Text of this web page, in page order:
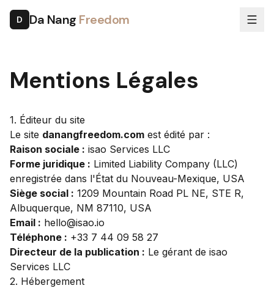
D Da Nang Freedom
Mentions Légales
1. Éditeur du site
Le site danangfreedom.com est édité par :
Raison sociale : isao Services LLC
Forme juridique : Limited Liability Company (LLC)
enregistrée dans l'État du Nouveau-Mexique, USA
Siège social : 1209 Mountain Road PL NE, STE R,
Albuquerque, NM 87110, USA
Email : hello@isao.io
Téléphone : +33 7 44 09 58 27
Directeur de la publication : Le gérant de isao
Services LLC
2. Hébergement